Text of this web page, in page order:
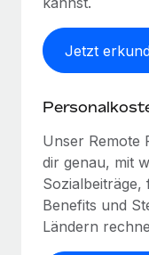
Jetzt
Unser Remote
dir genau, mit
Sozialbeiträge,
Benefits und
Ländern